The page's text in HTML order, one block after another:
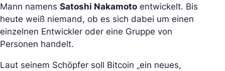
Mann namens Satoshi Nakamoto entwickelt. Bis
heute weiß niemand, ob es sich dabei um einen
einzelnen Entwickler oder eine Gruppe von
Personen handelt.
Laut seinem Schöpfer soll Bitcoin „ein neues,